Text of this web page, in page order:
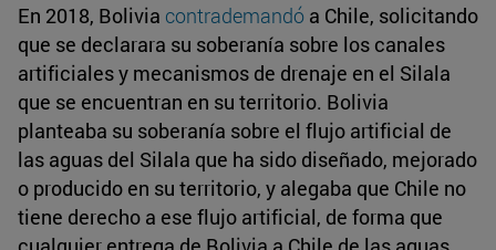
En 2018, Bolivia contrademandó a Chile, solicitando
que se declarara su soberanía sobre los canales
artificiales y mecanismos de drenaje en el Silala
que se encuentran en su territorio. Bolivia
planteaba su soberanía sobre el flujo artificial de
las aguas del Silala que ha sido diseñado, mejorado
o producido en su territorio, y alegaba que Chile no
tiene derecho a ese flujo artificial, de forma que